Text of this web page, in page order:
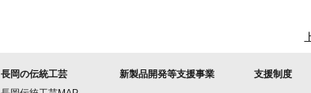
長岡の伝統工芸
新製品開発等支援事業 支援制度